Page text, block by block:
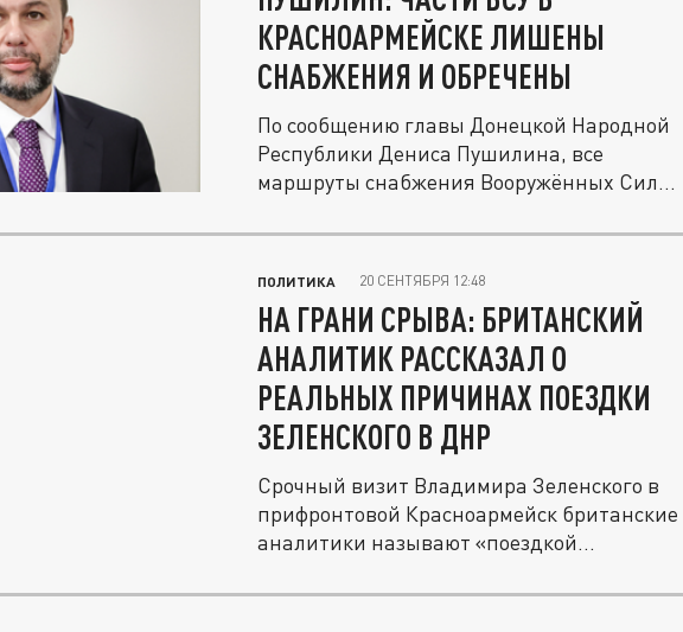
КРАСНОАРМЕЙСКЕ ЛИШЕНЫ
СНАБЖЕНИЯ И ОБРЕЧЕНЫ
По сообщению главы Донецкой Народной
Республики Дениса Пушилина, все
маршруты снабжения Вооружённых Сил...
ПОЛИТИКА 20 СЕНТЯБРЯ 12:48
НА ГРАНИ СРЫВА: БРИТАНСКИЙ
АНАЛИТИК РАССКАЗАЛ О
РЕАЛЬНЫХ ПРИЧИНАХ ПОЕЗДКИ
ЗЕЛЕНСКОГО В ДНР
Срочный визит Владимира Зеленского в
прифронтовой Красноармейск британские
аналитики называют «поездкой...